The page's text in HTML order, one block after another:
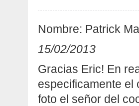
Nombre: Patrick
15/02/2013
Gracias Eric! En
especificamente el
foto el señor del